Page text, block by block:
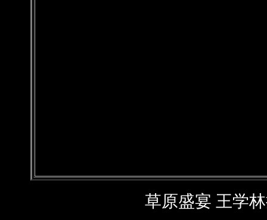
草原盛宴 王学